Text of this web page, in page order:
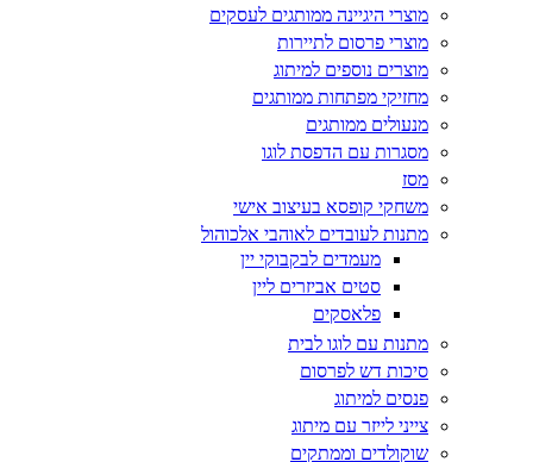
מוצרי היגיינה ממותגים לעסקים
מוצרי פרסום לתיירות
מוצרים נוספים למיתוג
מחזיקי מפתחות ממותגים
מנעולים ממותגים
מסגרות עם הדפסת לוגו
מסז
משחקי קופסא בעיצוב אישי
מתנות לעובדים לאוהבי אלכוהול
מעמדים לבקבוקי יין
סטים אביזרים ליין
פלאסקים
מתנות עם לוגו לבית
סיכות דש לפרסום
פנסים למיתוג
צייני לייזר עם מיתוג
שוקולדים וממתקים